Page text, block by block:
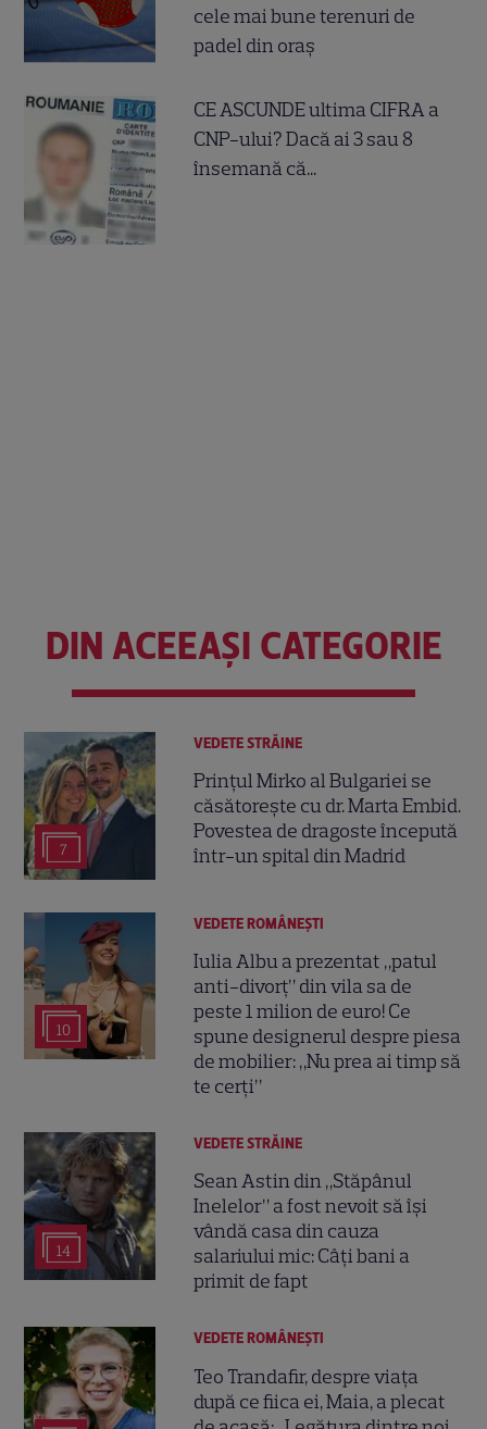
cele mai bune terenuri de
padel din oraș
CE ASCUNDE ultima CIFRA a
CNP-ului? Dacă ai 3 sau 8
însemană că...
DIN ACEEAȘI CATEGORIE
7
VEDETE STRĂINE
Prințul Mirko al Bulgariei se
căsătorește cu dr. Marta Embid.
Povestea de dragoste începută
într-un spital din Madrid
10
VEDETE ROMÂNEŞTI
Iulia Albu a prezentat „patul
anti-divorț” din vila sa de
peste 1 milion de euro! Ce
spune designerul despre piesa
de mobilier: „Nu prea ai timp să
te cerți”
14
VEDETE STRĂINE
Sean Astin din „Stăpânul
Inelelor” a fost nevoit să își
vândă casa din cauza
salariului mic: Câți bani a
primit de fapt
VEDETE ROMÂNEŞTI
Teo Trandafir, despre viața
după ce fiica ei, Maia, a plecat